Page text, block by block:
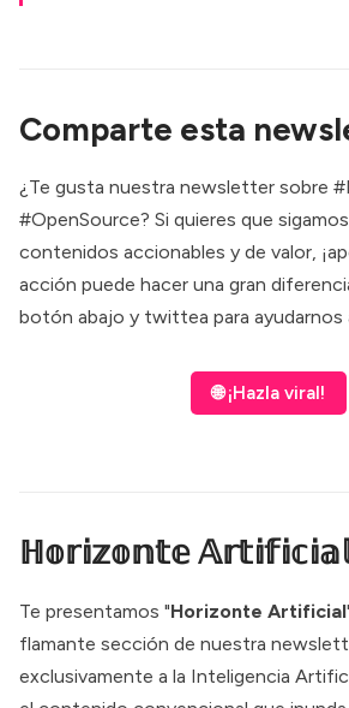
Comparte esta
¿Te gusta nuestra newsletter sobre
#OpenSource? Si quieres que
contenidos accionables y de valor,
acción puede hacer una gran
botón abajo y twittea para ayudarnos
🌐 ¡Hazla viral!
ℍ𝕠𝕣𝕚𝕫𝕠𝕟𝕥𝕖
Te presentamos "Horizonte Artificial
flamante sección de nuestra
exclusivamente a la Inteligencia